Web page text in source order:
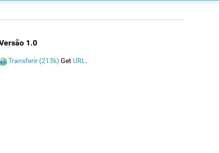
1.0
Transferir (213k) Get URL.